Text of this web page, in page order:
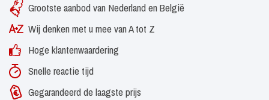
Grootste aanbod van Nederland en België
Wij denken met u mee van A tot Z
Hoge klantenwaardering
Snelle reactie tijd
Gegarandeerd de laagste prijs